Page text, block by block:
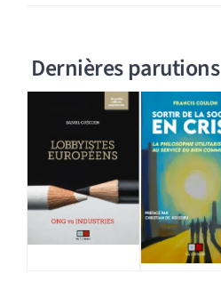
Dernières parutions